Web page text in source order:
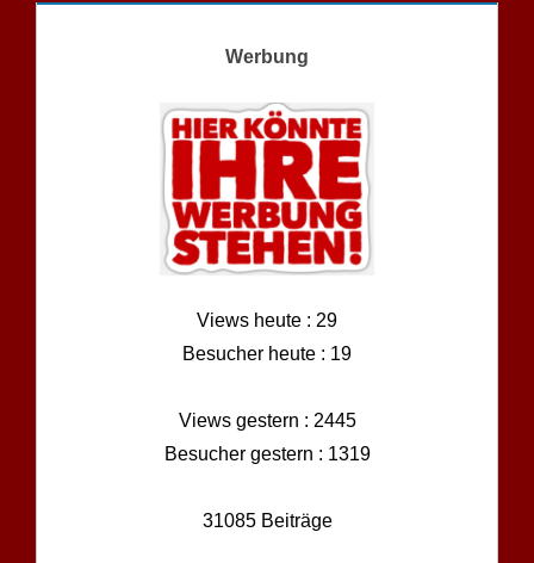
Werbung
Views heute : 29
Besucher heute : 19
Views gestern : 2445
Besucher gestern : 1319
31085 Beiträge